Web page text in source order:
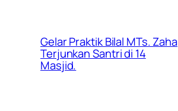
Gelar Praktik Bilal MTs. Zaha
Terjunkan Santri di 14
Masjid.